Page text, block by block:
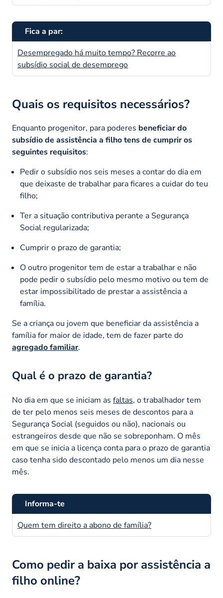
Fica a par:
Desempregado há muito tempo? Recorre ao
subsídio social de desemprego
Quais os requisitos necessários?
Enquanto progenitor, para poderes beneficiar do
subsídio de assistência a filho tens de cumprir os
seguintes requisitos:
Pedir o subsídio nos seis meses a contar do dia em
que deixaste de trabalhar para ficares a cuidar do teu
filho;
Ter a situação contributiva perante a Segurança
Social regularizada;
Cumprir o prazo de garantia;
O outro progenitor tem de estar a trabalhar e não
pode pedir o subsídio pelo mesmo motivo ou tem de
estar impossibilitado de prestar a assistência a
família.
Se a criança ou jovem que beneficiar da assistência a
família for maior de idade, tem de fazer parte do
agregado familiar.
Qual é o prazo de garantia?
No dia em que se iniciam as faltas, o trabalhador tem
de ter pelo menos seis meses de descontos para a
Segurança Social (seguidos ou não), nacionais ou
estrangeiros desde que não se sobreponham. O mês
em que se inicia a licença conta para o prazo de garantia
caso tenha sido descontado pelo menos um dia nesse
mês.
Informa-te
Quem tem direito a abono de família?
Como pedir a baixa por assistência a
filho online?